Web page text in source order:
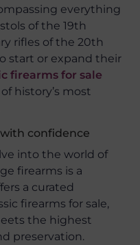
everything
of the 19th
rifles of the 20th
start or expand their
firearms for sale
history’s most
confidence
into the world of
firearms is a
a curated
firearms for sale,
the highest
preservation.